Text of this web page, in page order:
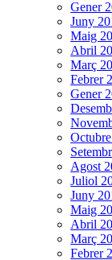
Gener
Juny
Maig
Abril
Març
Febrer
Gener
Agost
Juliol
Juny
Maig
Abril
Març
Febrer